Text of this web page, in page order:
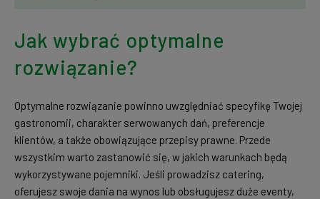
Jak wybrać optymalne
rozwiązanie?
Optymalne rozwiązanie powinno uwzględniać specyfikę Twojej
gastronomii, charakter serwowanych dań, preferencje
klientów, a także obowiązujące przepisy prawne. Przede
wszystkim warto zastanowić się, w jakich warunkach będą
wykorzystywane pojemniki. Jeśli prowadzisz catering,
oferujesz swoje dania na wynos lub obsługujesz duże eventy,